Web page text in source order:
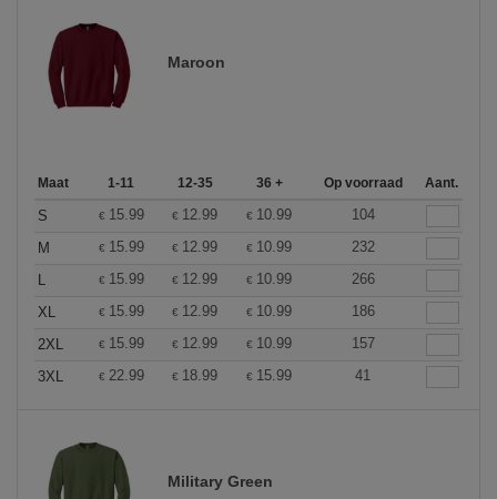
Maroon
Maat 1-11 12-35 36 + Op voorraad Aant.
S € 15.99 € 12.99 € 10.99
104
M
€ 15.99 € 12.99 € 10.99
232
L
€ 15.99 € 12.99 € 10.99
266
XL
€ 15.99 € 12.99 € 10.99
186
2XL
€ 15.99 € 12.99 € 10.99
157
3XL
€ 22.99 € 18.99 € 15.99 41
Military Green